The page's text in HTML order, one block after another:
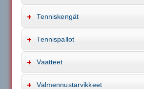
Tenniskengät
Tennispallot
Vaatteet
Valmennustarvikkeet